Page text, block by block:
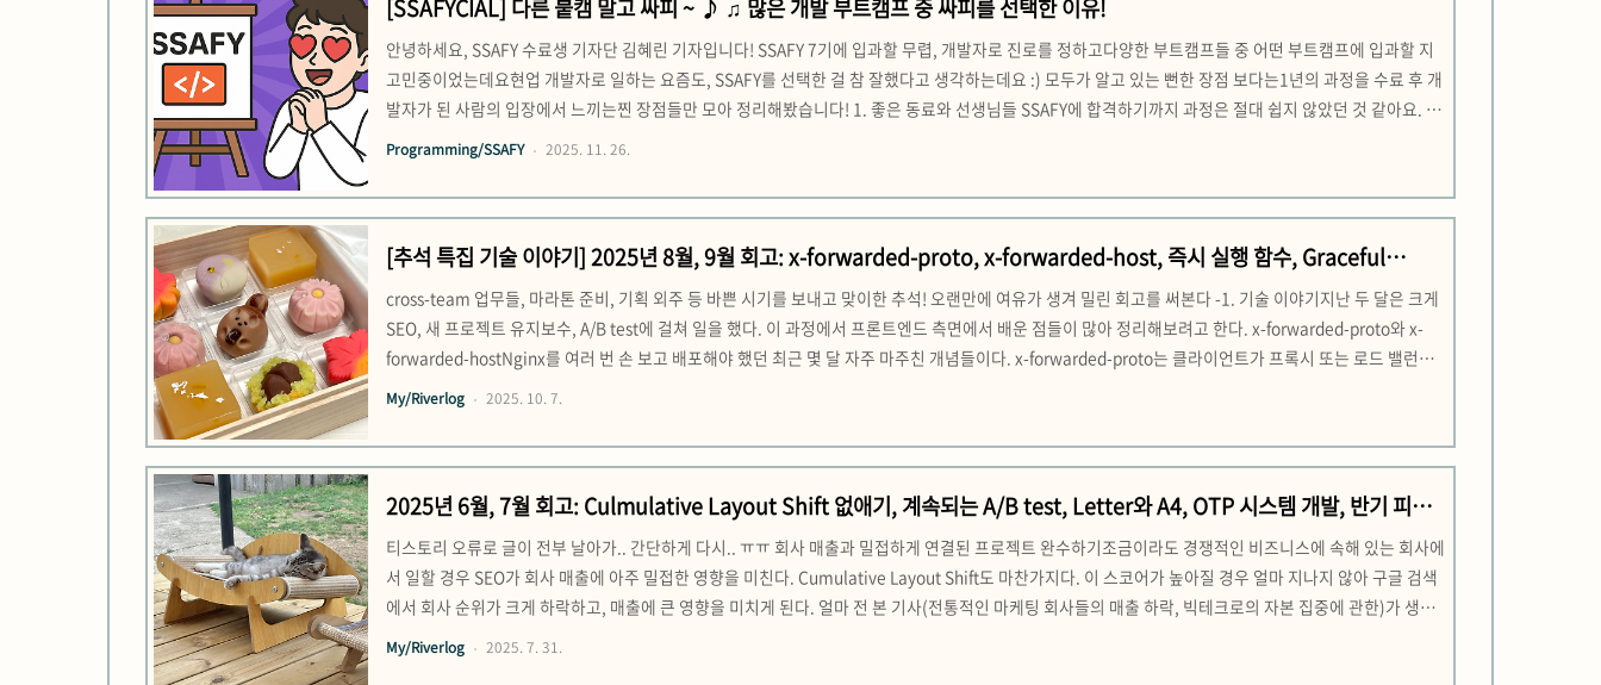
[SSAFYCIAL] 다른 붙캠 말고 싸피 ~ ♪ ♫ 많은 개발 부트캠프 중 싸피를 선택한 이유!
안녕하세요, SSAFY 수료생 기자단 김혜린 기자입니다! SSAFY 7기에 입과할 무렵, 개발자로 진로를 정하고다양한 부트캠프들 중 어떤 부트캠프에 입과할 지
고민중이었는데요현업 개발자로 일하는 요즘도, SSAFY를 선택한 걸 참 잘했다고 생각하는데요 :) 모두가 알고 있는 뻔한 장점 보다는1년의 과정을 수료 후 개
발자가 된 사람의 입장에서 느끼는찐 장점들만 모아 정리해봤습니다! 1. 좋은 동료와 선생님들 SSAFY에 합격하기까지 과정은 절대 쉽지 않았던 것 같아요. 서
류 전형 → 온라인 테스트 → 대면 면접까지, 준비할 것도 많고, 과정도 길어 체력, 멘탈 둘 다 많이 소모됐는데요.그 과정 속에서 함께 선발된 동료들은 비슷한
Programming/SSAFY 2025. 11. 26.
[추석 특집 기술 이야기] 2025년 8월, 9월 회고: x-forwarded-proto, x-forwarded-host, 즉시 실행 함수, Graceful
Degradation, SSAFY 방문, 9km 러닝, 기획일을 해보며 든 생각들
cross-team 업무들, 마라톤 준비, 기획 외주 등 바쁜 시기를 보내고 맞이한 추석! 오랜만에 여유가 생겨 밀린 회고를 써본다 -1. 기술 이야기지난 두 달은 크게
SEO, 새 프로젝트 유지보수, A/B test에 걸쳐 일을 했다. 이 과정에서 프론트엔드 측면에서 배운 점들이 많아 정리해보려고 한다. x-forwarded-proto와 x-
forwarded-hostNginx를 여러 번 손 보고 배포해야 했던 최근 몇 달 자주 마주친 개념들이다. x-forwarded-proto는 클라이언트가 프록시 또는 로드 밸런서
에 접속하는데에 사용했던, 말하자면 사용자가 URL에 주소를 입력할 때 그 주소에 사용된 프로토콜(http/https)를 알려주는 헤더(웹 통신(특히 HTTP 프로토
My/Riverlog 2025. 10. 7.
2025년 6월, 7월 회고: Culmulative Layout Shift 없애기, 계속되는 A/B test, Letter와 A4, OTP 시스템 개발, 반기 피드
백, 블로그 궤도에 올리기, 경주 & 제주 & 대구
티스토리 오류로 글이 전부 날아가.. 간단하게 다시.. ㅠㅠ 회사 매출과 밀접하게 연결된 프로젝트 완수하기조금이라도 경쟁적인 비즈니스에 속해 있는 회사에
서 일할 경우 SEO가 회사 매출에 아주 밀접한 영향을 미친다. Cumulative Layout Shift도 마찬가지다. 이 스코어가 높아질 경우 얼마 지나지 않아 구글 검색
에서 회사 순위가 크게 하락하고, 매출에 큰 영향을 미치게 된다. 얼마 전 본 기사(전통적인 마케팅 회사들의 매출 하락, 빅테크로의 자본 집중에 관한)가 생각
나기도 한다. SEO 부서(Marketing)에서 이 문제를 빠르게 해결하기를 원했고, Storyblok이라는 headless CMS에 삽입되는 외부 컴포넌트가 문제를 야기하
My/Riverlog 2025. 7. 31.